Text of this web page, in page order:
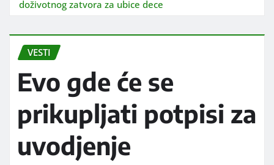
doživotnog zatvora za ubice dece
VESTI
Evo gde će se
prikupljati potpisi za
uvodjenje